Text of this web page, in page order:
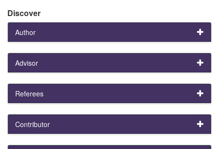
Discover
Author
Advisor
Referees
Contributor